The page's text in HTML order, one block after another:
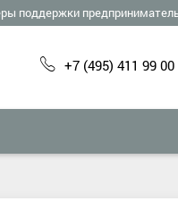
поддержки
+7 (495) 411 99 00